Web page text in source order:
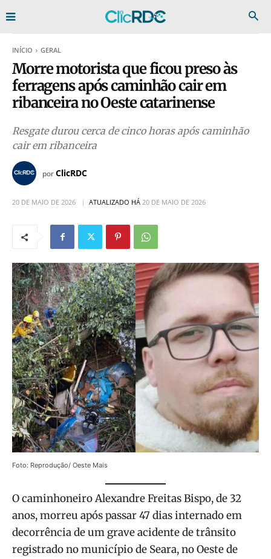
INÍCIO GERAL
Morre motorista que ficou preso às
ferragens após caminhão cair em
ribanceira no Oeste catarinense
Resgate durou cerca de cinco horas após caminhão
cair em ribanceira
porClicRDC
20 DE MAIO DE 2026 ATUALIZADO HÁ 20 DE MAIO DE 2026
Foto: Reprodução/ Oeste Mais
O caminhoneiro Alexandre Freitas Bispo, de 32
anos, morreu após passar 47 dias internado em
decorrência de um grave acidente de trânsito
registrado no município de Seara, no Oeste de